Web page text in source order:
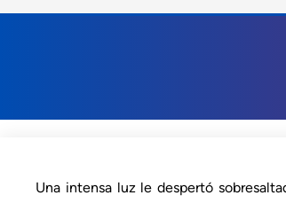
Una intensa luz le despertó